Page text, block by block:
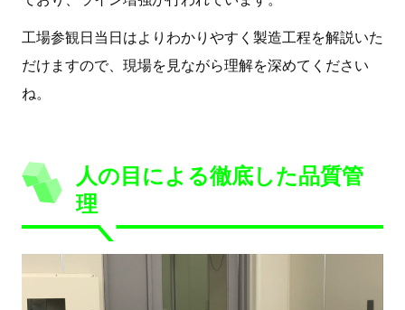
工場参観日当日はよりわかりやすく製造工程を解説いた
だけますので、現場を見ながら理解を深めてください
ね。
人の目による徹底した品質管
理